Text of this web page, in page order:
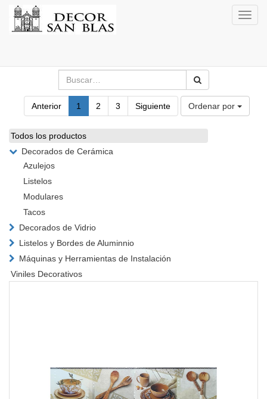
Anterior 1 2 3 Siguiente Ordenar por
Todos los productos
Decorados de Cerámica
Azulejos
Listelos
Modulares
Tacos
Decorados de Vidrio
Listelos y Bordes de Aluminnio
Máquinas y Herramientas de Instalación
Viniles Decorativos